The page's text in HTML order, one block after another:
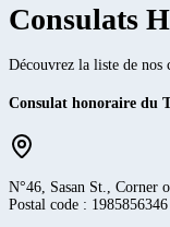
Consulats
Découvrez la liste de nos
Consulat honoraire du
N°46, Sasan St., Corner
Postal code : 1985856346